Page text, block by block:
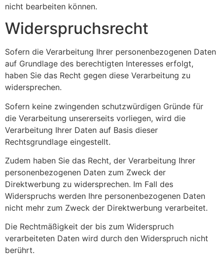
nicht bearbeiten können.
Widerspruchsrecht
Sofern die Verarbeitung Ihrer personenbezogenen Daten
auf Grundlage des berechtigten Interesses erfolgt,
haben Sie das Recht gegen diese Verarbeitung zu
widersprechen.
Sofern keine zwingenden schutzwürdigen Gründe für
die Verarbeitung unsererseits vorliegen, wird die
Verarbeitung Ihrer Daten auf Basis dieser
Rechtsgrundlage eingestellt.
Zudem haben Sie das Recht, der Verarbeitung Ihrer
personenbezogenen Daten zum Zweck der
Direktwerbung zu widersprechen. Im Fall des
Widerspruchs werden Ihre personenbezogenen Daten
nicht mehr zum Zweck der Direktwerbung verarbeitet.
Die Rechtmäßigkeit der bis zum Widerspruch
verarbeiteten Daten wird durch den Widerspruch nicht
berührt.